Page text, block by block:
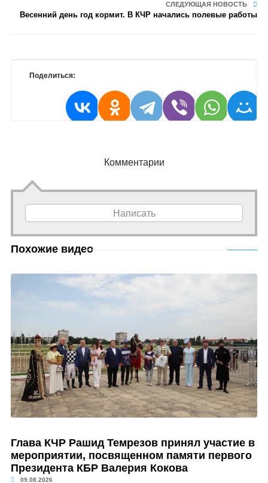
СЛЕДУЮЩАЯ НОВОСТЬ
Весенний день год кормит. В КЧР начались полевые работы
Поделиться:
Комментарии
Написать
Похожие видео
Глава КЧР Рашид Темрезов принял участие в
мероприятии, посвященном памяти первого
Президента КБР Валерия Кокова
09.08.2026